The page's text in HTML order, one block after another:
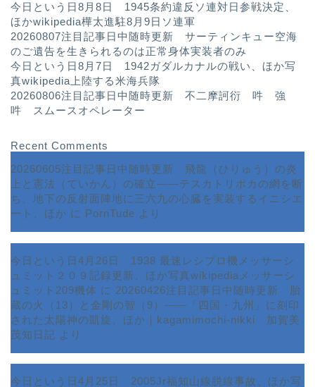
今日という日8月8日 1945条約違反ソ連対日参戦決定、
ほかwikipedia樺太進駐8月9日ソ連軍
20260807注目記事日中随時更新 サーティンキュー空海
のご遺告を生きられるのは正常身体実装者のみ
今日という日8月7日 1942ガダルカナルの戦い、ほか写
真wikipedia上陸する米海兵隊
20260806注目記事日中随時更新 不二摩訶衍 吽 強
吽 スムースオペレーター
Recent Comments
20260605注目記事日中随時更新 飛龍（ひりゅう）の炎
上と憲法（ていかん）の確立――テスカトリポカの網を断
ち、地下の反射面陣地に三六九の心臓を実装するイニシエ
ート、ほか に PornTude より
今日という日4月26日 1938 最速レシプロ機メッサーシ
ュミット２０９記録更新、ほか写真wikipediaメッサーシ
ュミット209機体 に 20260426注目記事日中随時更新 胎
蔵の火（13）と金剛の智（9）――「四国・九州」に刻印
された太陽神の凱旋、ほか｜kagamimochi-nikki 加賀美
茂知日記 より
今日という日4月25日 2005Jr福知山線脱線事故、ほか写